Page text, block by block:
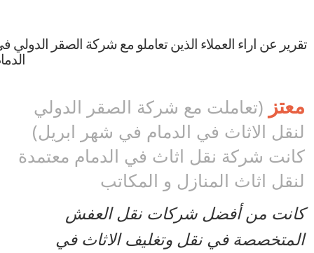
عن اراء العملاء الذين تعاملو مع شركة الصقر الدولي في
الدمام
(تعاملت مع شركة الصقر الدولي
الاثاث في الدمام في شهر ابريل)
شركة نقل اثاث في الدمام معتمدة
اثاث المنازل و المكاتب
من أفضل شركات نقل العفش
في نقل وتغليف الاثاث في